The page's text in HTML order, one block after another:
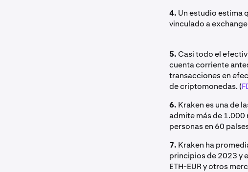
4. Un estudio estima
vinculado a
5.Casi todo el
cuenta corriente
transacciones en
de criptomonedas. (
6. Kraken es una de
admite más de 1.000
personas en 60
7. Kraken ha
principios de 2023 y
ETH-EUR y otros